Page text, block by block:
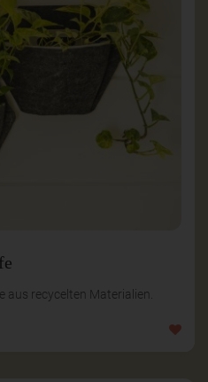
aus recycelten Materialien.